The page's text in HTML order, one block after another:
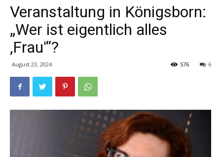
Veranstaltung in Königsborn:
„Wer ist eigentlich alles
,Frau'“?
August 23, 2024 6
576